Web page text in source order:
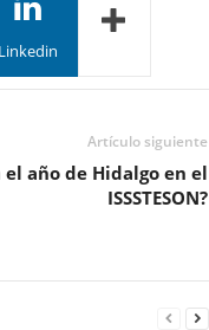
Linkedin
Artículo siguiente
el año de Hidalgo en el
ISSSTESON?